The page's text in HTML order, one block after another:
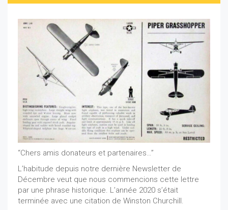
“Chers amis donateurs et partenaires…”
L’habitude depuis notre dernière Newsletter de
Décembre veut que nous commencions cette lettre
par une phrase historique. L’année 2020 s’était
terminée avec une citation de Winston Churchill.